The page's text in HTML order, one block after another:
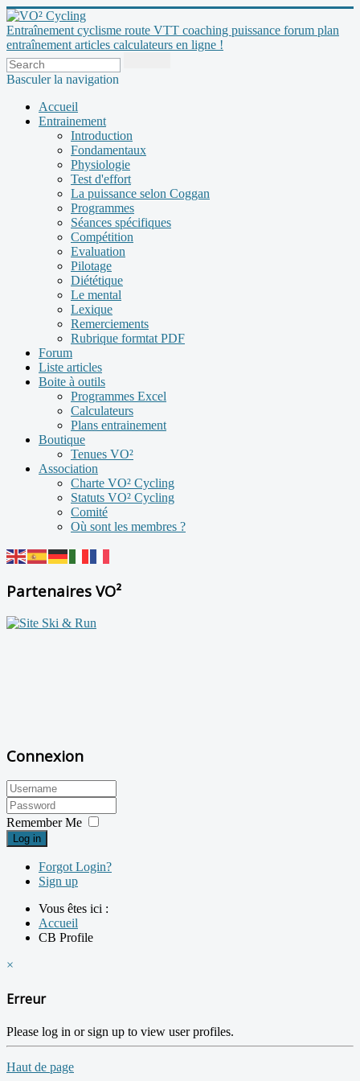
Entraînement cyclisme route VTT coaching puissance forum plan
entraînement articles calculateurs en ligne !
Basculer la navigation
Accueil
Entrainement
Introduction
Fondamentaux
Physiologie
Test d'effort
La puissance selon Coggan
Programmes
Séances spécifiques
Compétition
Evaluation
Pilotage
Diététique
Le mental
Lexique
Remerciements
Rubrique formtat PDF
Forum
Liste articles
Boite à outils
Programmes Excel
Calculateurs
Plans entrainement
Boutique
Tenues VO²
Association
Charte VO² Cycling
Statuts VO² Cycling
Comité
Où sont les membres ?
Partenaires VO²
Connexion
Remember Me
Log in
Forgot Login?
Sign up
Vous êtes ici :
Accueil
CB Profile
×
Erreur
Please log in or sign up to view user profiles.
Haut de page